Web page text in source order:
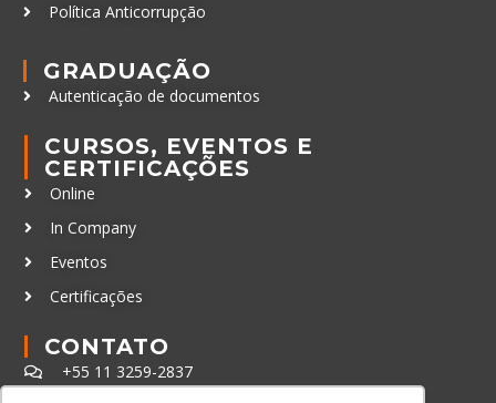
Política Anticorrupção
GRADUAÇÃO
Autenticação de documentos
CURSOS, EVENTOS E
CERTIFICAÇÕES
Online
In Company
Eventos
Certificações
CONTATO
+55 11 3259-2837